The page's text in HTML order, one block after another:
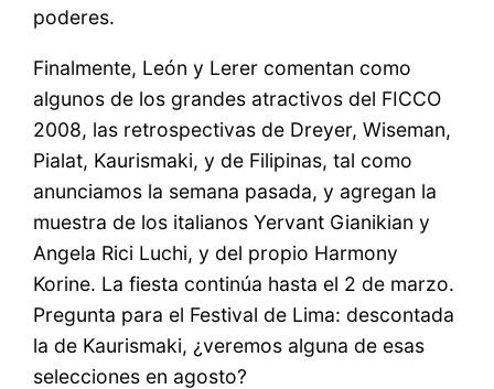
poderes.
Finalmente, León y Lerer comentan como
algunos de los grandes atractivos del FICCO
2008, las retrospectivas de Dreyer, Wiseman,
Pialat, Kaurismaki, y de Filipinas, tal como
anunciamos la semana pasada, y agregan la
muestra de los italianos Yervant Gianikian y
Angela Rici Luchi, y del propio Harmony
Korine. La fiesta continúa hasta el 2 de marzo.
Pregunta para el Festival de Lima: descontada
la de Kaurismaki, ¿veremos alguna de esas
selecciones en agosto?